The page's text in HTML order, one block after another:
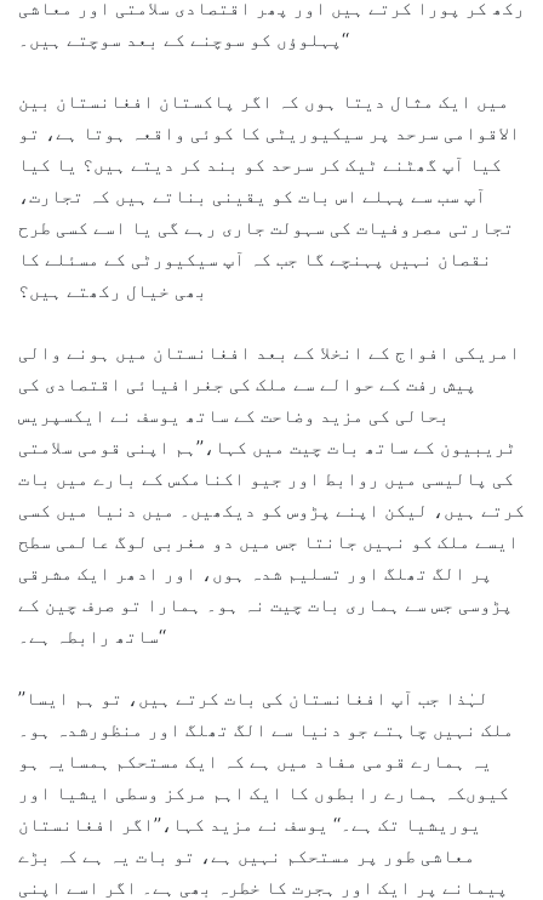
رکھ کر پورا کرتے ہیں اور پھر اقتصادی سلامتی اور معاشی
پہلوؤں کو سوچنے کے بعد سوچتے ہیں۔‘‘
میں ایک مثال دیتا ہوں کہ اگر پاکستان افغانستان بین
الاقوامی سرحد پر سیکیوریٹی کا کوئی واقعہ ہوتا ہے، تو
کیا آپ گھٹنے ٹیک کر سرحد کو بند کر دیتے ہیں؟ یا کیا
آپ سب سے پہلے اس بات کو یقینی بناتے ہیں کہ تجارت،
تجارتی مصروفیات کی سہولت جاری رہے گی یا اسے کسی طرح
نقصان نہیں پہنچے گا جب کہ آپ سیکیورٹی کے مسئلے کا
بھی خیال رکھتے ہیں؟
امریکی افواج کے انخلا کے بعد افغانستان میں ہونے والی
پیش رفت کے حوالے سے ملک کی جغرافیائی اقتصادی کی
بحالی کی مزید وضاحت کے ساتھ یوسف نے ایکسپریس
ٹریبیون کے ساتھ بات چیت میں کہا،’’ہم اپنی قومی سلامتی
کی پالیسی میں روابط اور جیو اکنامکس کے بارے میں بات
کرتے ہیں، لیکن اپنے پڑوس کو دیکھیں۔ میں دنیا میں کسی
ایسے ملک کو نہیں جانتا جس میں دو مغربی لوگ عالمی سطح
پر الگ تھلگ اور تسلیم شدہ ہوں، اور ادھر ایک مشرقی
پڑوسی جس سے ہماری بات چیت نہ ہو۔ ہمارا تو صرف چین کے
ساتھ رابطہ ہے۔‘‘
’’لہٰذا جب آپ افغانستان کی بات کرتے ہیں، تو ہم ایسا
ملک نہیں چاہتے جو دنیا سے الگ تھلگ اور منظورشدہ ہو۔
یہ ہمارے قومی مفاد میں ہے کہ ایک مستحکم ہمسایہ ہو
کیوںکہ ہمارے رابطوں کا ایک اہم مرکز وسطی ایشیا اور
یوریشیا تک ہے۔‘‘ یوسف نے مزید کہا،’’اگر افغانستان
معاشی طور پر مستحکم نہیں ہے، تو بات یہ ہے کہ بڑے
پیمانے پر ایک اور ہجرت کا خطرہ بھی ہے۔ اگر اسے اپنی